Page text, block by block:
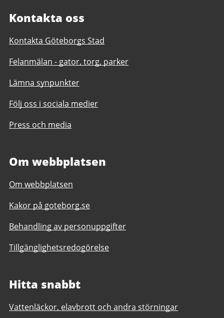
Kontakta oss
Kontakta Göteborgs Stad
Felanmälan - gator, torg, parker
Lämna synpunkter
Följ oss i sociala medier
Press och media
Om webbplatsen
Om webbplatsen
Kakor på goteborg.se
Behandling av personuppgifter
Tillgänglighetsredogörelse
Hitta snabbt
Vattenläckor, elavbrott och andra störningar